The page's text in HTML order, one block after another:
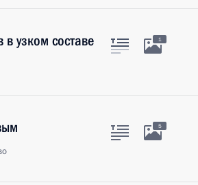
в узком составе 1
5